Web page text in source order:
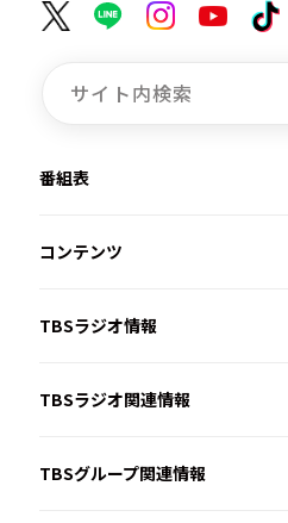
番組表
コンテンツ
TBSラジオ情報
TBSラジオ関連情報
TBSグループ関連情報